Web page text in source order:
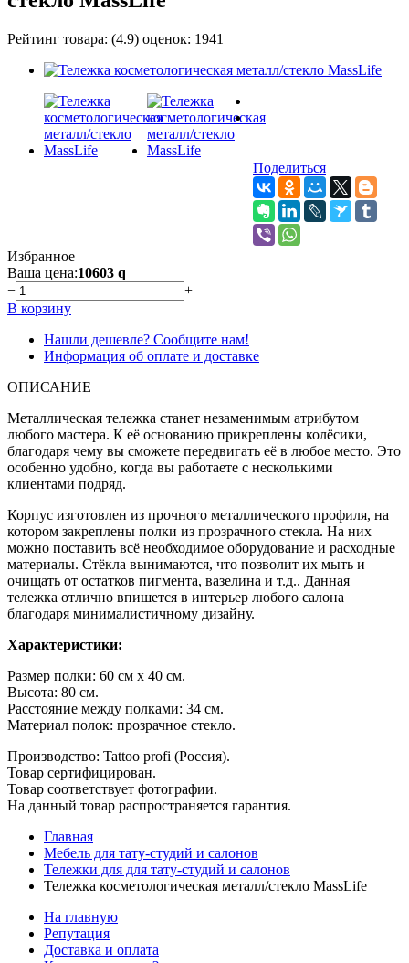
Рейтинг товара: (4.9) оценок: 1941
Поделиться
Избранное
Ваша цена:10603 q
−
+
В корзину
Нашли дешевле? Сообщите нам!
Информация об оплате и доставке
ОПИСАНИЕ
Металлическая тележка станет незаменимым атрибутом
любого мастера. К её основанию прикреплены колёсики,
благодаря чему вы сможете передвигать её в любое место. Это
особенно удобно, когда вы работаете с несколькими
клиентами подряд.
Корпус изготовлен из прочного металлического профиля, на
котором закреплены полки из прозрачного стекла. На них
можно поставить всё необходимое оборудование и расходные
материалы. Стёкла вынимаются, что позволит их мыть и
очищать от остатков пигмента, вазелина и т.д.. Данная
тележка отлично впишется в интерьер любого салона
благодаря минималистичному дизайну.
Характеристики:
Размер полки: 60 см х 40 см.
Высота: 80 см.
Расстояние между полками: 34 см.
Материал полок: прозрачное стекло.
Производство: Tattoo profi (Россия).
Товар сертифицирован.
Товар соответствует фотографии.
На данный товар распространяется гарантия.
Главная
Мебель для тату-студий и салонов
Тележки для для тату-студий и салонов
Тележка косметологическая металл/стекло MassLife
На главную
Репутация
Доставка и оплата